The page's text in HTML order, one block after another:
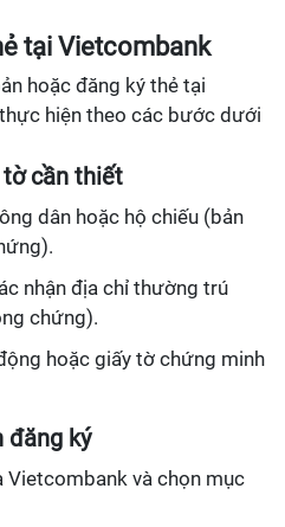
tại Vietcombank
hoặc đăng ký thẻ tại
hiện theo các bước dưới
tờ cần thiết
dân hoặc hộ chiếu (bản
nhận địa chỉ thường trú
chứng).
hoặc giấy tờ chứng minh
đăng ký
Vietcombank và chọn mục